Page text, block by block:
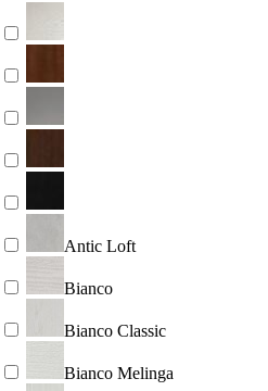
Antic Loft
Bianco
Bianco Classic
Bianco Melinga